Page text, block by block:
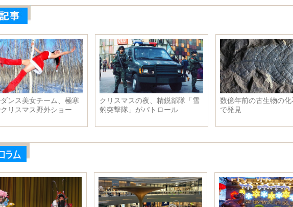
ンス美女チーム、極寒
リスマス野外ショー
クリスマスの夜、精鋭部隊「雪
豹突撃隊」がパトロール
数億年前の古生物の化
で発見